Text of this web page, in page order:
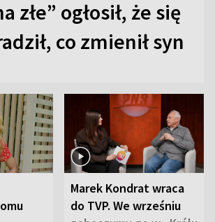
złe” ogłosił, że się
co zmienił syn
Marek Kondrat wraca
do TVP. We wrześniu